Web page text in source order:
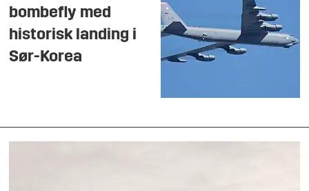
bombefly med
historisk landing i
Sør-Korea